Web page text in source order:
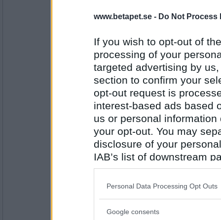
www.betapet.se - Do Not Process
If you wish to opt-out of
processing of your
targeted advertising by
section to confirm your
opt-out request is
interest-based ads based
us or personal
your opt-out. You may
disclosure of your
IAB’s list of downstream
also be disclosed by us
Downstream Participants
Please note that this
Personal Data Processing Opt Outs
Google consents
Antal inlägg: 49
Antal inlägg: 203
Tom Cody - Ej medlem längre
Antal inlägg: 221
Håkan Loob